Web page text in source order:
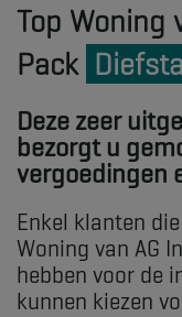
Top Woning
Pack
Deze zeer
bezorgt u
vergoedingen
Enkel klanten
Woning van AG
hebben voor de
kunnen kiezen